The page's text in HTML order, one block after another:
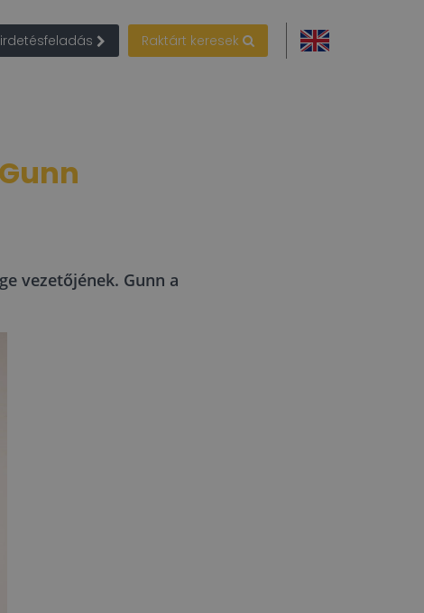
Raktárt keresek
vezetőjének. Gunn a